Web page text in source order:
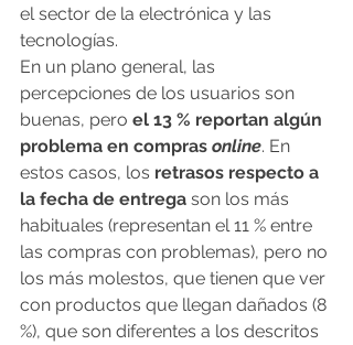
el sector de la electrónica y las
tecnologías.
En un plano general, las
percepciones de los usuarios son
buenas, pero el 13 % reportan algún
problema en compras online. En
estos casos, los retrasos respecto a
la fecha de entrega son los más
habituales (representan el 11 % entre
las compras con problemas), pero no
los más molestos, que tienen que ver
con productos que llegan dañados (8
%), que son diferentes a los descritos